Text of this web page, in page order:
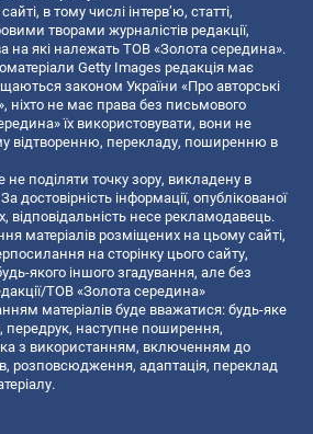
в тому числі інтерв’ю, статті,
творами журналістів редакції,
на які належать ТОВ «Золота середина».
Getty Images редакція має
законом України «Про авторські
ніхто не має права без письмового
їх використовувати, вони не
відтворенню, перекладу, поширенню в
не поділяти точку зору, викладену в
достовірність інформації, опублікованої
відповідальність несе рекламодавець.
матеріалів розміщених на цьому сайті,
на сторінку цього сайту,
якого іншого згадування, але без
ТОВ «Золота середина»
матеріалів буде вважатися: будь-яке
наступне поширення,
з використанням, включенням до
розповсюдження, адаптація, переклад